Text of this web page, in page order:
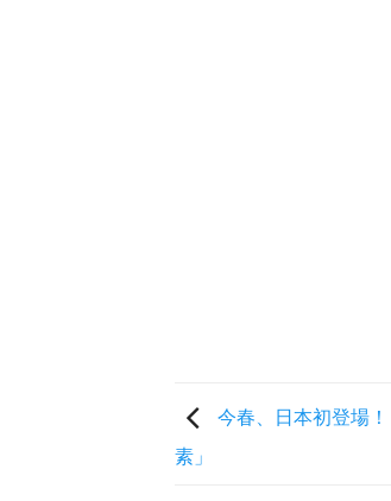
今春、日本初登場
素」